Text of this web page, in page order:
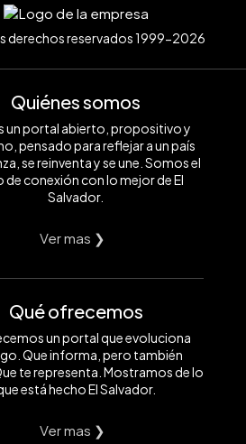
derechos reservados 1999-2026
Quiénes somos
un portal abierto, propositivo y
pensado para reflejar a un país
se reinventa y se une. Somos el
de conexión con lo mejor de El
Salvador.
Ver mas ❯
Qué ofrecemos
un portal que evoluciona
Que informa, pero también
te representa. Mostramos de lo
está hecho El Salvador.
Ver mas ❯